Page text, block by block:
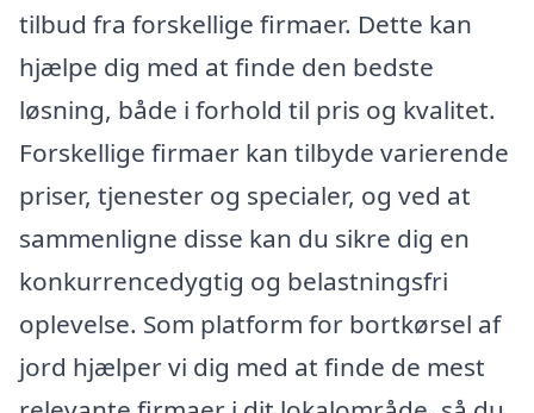
tilbud fra forskellige firmaer. Dette kan
hjælpe dig med at finde den bedste
løsning, både i forhold til pris og kvalitet.
Forskellige firmaer kan tilbyde varierende
priser, tjenester og specialer, og ved at
sammenligne disse kan du sikre dig en
konkurrencedygtig og belastningsfri
oplevelse. Som platform for bortkørsel af
jord hjælper vi dig med at finde de mest